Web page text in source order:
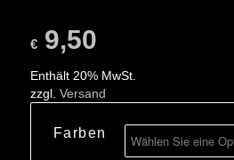
€9,50
Enthält 20% MwSt.
zzgl. Versand
Farben